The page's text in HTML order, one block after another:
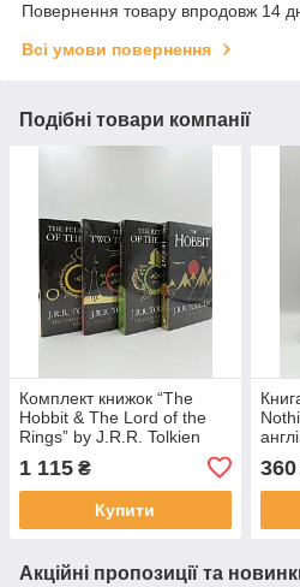
Повернення товару впродовж 14
Всі умови повернення
Подібні товари компанії
Комплект книжок “The
Hobbit & The Lord of the
Rings” by J.R.R. Tolkien
1 115 ₴
Купити
360
Акційні пропозиції та